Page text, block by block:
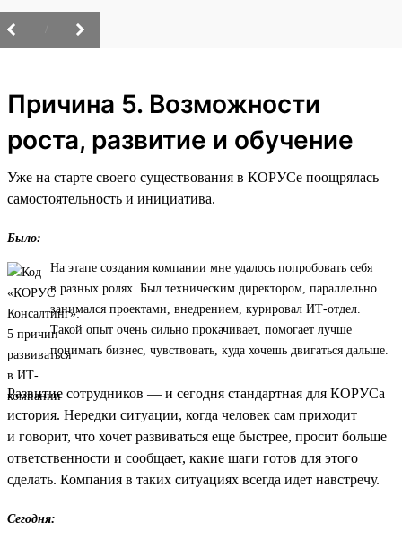
Причина 5. Возможности
роста, развитие и обучение
Уже на старте своего существования в КОРУСе поощрялась
самостоятельность и инициатива.
Было:
На этапе создания компании мне удалось попробовать себя
в разных ролях. Был техническим директором, параллельно
занимался проектами, внедрением, курировал ИТ-отдел.
Такой опыт очень сильно прокачивает, помогает лучше
понимать бизнес, чувствовать, куда хочешь двигаться дальше.
Развитие сотрудников — и сегодня стандартная для КОРУСа
история. Нередки ситуации, когда человек сам приходит
и говорит, что хочет развиваться еще быстрее, просит больше
ответственности и сообщает, какие шаги готов для этого
сделать. Компания в таких ситуациях всегда идет навстречу.
Сегодня: